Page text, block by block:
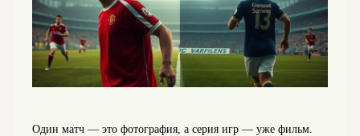
Один матч — это фотография, а серия игр — уже фильм.